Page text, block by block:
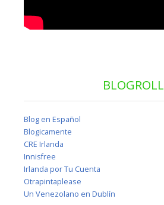
BLOGROLL
Blog en Español
Blogicamente
CRE Irlanda
Innisfree
Irlanda por Tu Cuenta
Otrapintaplease
Un Venezolano en Dublín